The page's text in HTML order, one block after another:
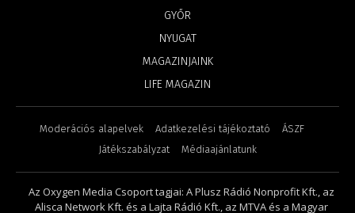
GYŐR
NYUGAT
MAGAZINJAINK
LIFE MAGAZIN
Moderációs alapelvek Adatkezelési tájékoztató
ÁSZF
Játékszabályzat
Médiaajánlatunk
Az Oxygen Media Csoport tagjai: A Plusz Rádió Nonprofit Kft., az
Alisca Network Kft. és a Lajta Rádió Kft., az MTVA és a Magyar